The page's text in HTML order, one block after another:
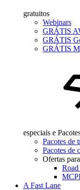
gratuitos
Webinars
GRÁTIS
GRÁTIS
GRÁTIS
especiais e
Pacotes de
Pacotes de
Ofertas
A Fast Lane